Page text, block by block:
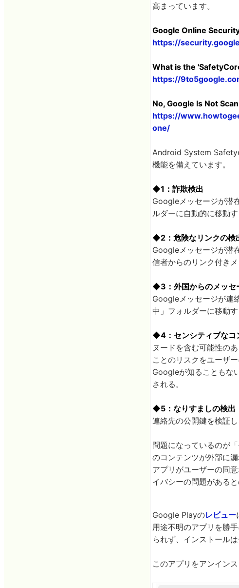
高まっています。
Google Online
https://
What is the
https://
No, Google Is Not
https://
one/
Android System
機能を備えています。
◆1：詐欺検出
Googleメッセージが潜
ルダーに自動的に移動
◆2：危険なリンクの検
Googleメッセージが潜
信者からのリンク付き
◆3：外国からのメッセ
Googleメッセージが連
中」フォルダーに移動す
◆4：センシティブなコ
ヌードを含む可能性の
ことのリスクをユーザ
Googleが知ることもな
される。
◆5：なりすましの検出
連絡先の公開鍵を検証
問題になっているのが
のコンテンツが外部に
アプリがユーザーの同
イバシーの問題がある
Google Playのレビュー
用途不明のアプリを勝
られず、インストール
このアプリをアンイン